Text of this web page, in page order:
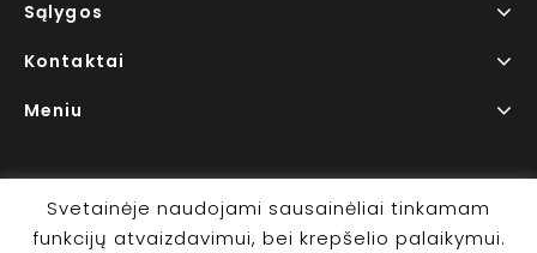
Sąlygos
Kontaktai
Meniu
Svetainėje naudojami sausainėliai tinkamam
funkcijų atvaizdavimui, bei krepšelio palaikymui.